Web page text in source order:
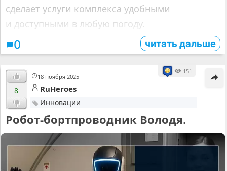
сделает услуги комплекса удобными
и доступными в любую погоду.
0 читать дальше
18 ноября 2025
151
8 RuHeroes
Инновации
Робот-бортпроводник Володя.